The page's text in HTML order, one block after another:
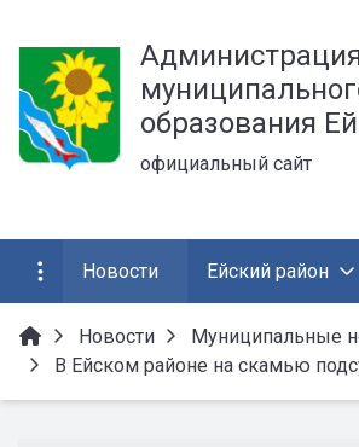
образования
официальный сайт
Новости Ейский район
Новости
Муниципальные
В Ейском районе на скамью